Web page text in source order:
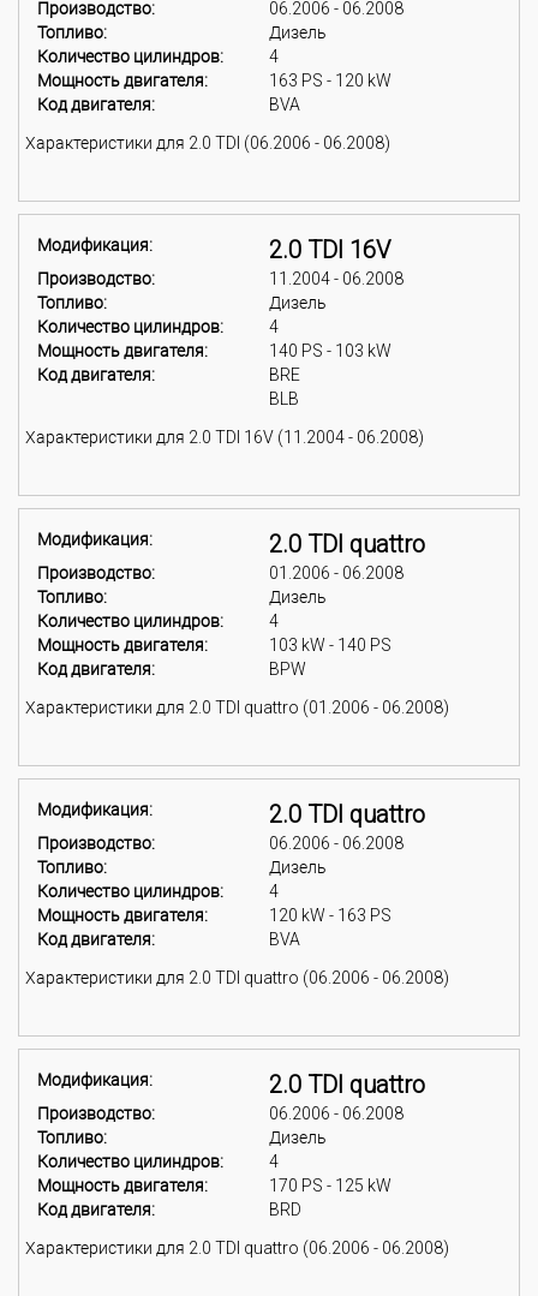
Производство:
06.2006 - 06.2008
Топливо:
Дизель
Количество цилиндров:
4
Мощность двигателя:
163 PS - 120 kW
Код двигателя:
BVA
Характеристики для 2.0 TDI (06.2006 - 06.2008)
Модификация: 2.0 TDI 16V
Производство:
11.2004 - 06.2008
Топливо:
Дизель
Количество цилиндров:
4
Мощность двигателя:
140 PS - 103 kW
Код двигателя:
BRE
BLB
Характеристики для 2.0 TDI 16V (11.2004 - 06.2008)
Модификация: 2.0 TDI quattro
Производство:
01.2006 - 06.2008
Топливо:
Дизель
Количество цилиндров:
4
Мощность двигателя:
103 kW - 140 PS
Код двигателя:
BPW
Характеристики для 2.0 TDI quattro (01.2006 - 06.2008)
Модификация: 2.0 TDI quattro
Производство:
06.2006 - 06.2008
Топливо:
Дизель
Количество цилиндров:
4
Мощность двигателя:
120 kW - 163 PS
Код двигателя:
BVA
Характеристики для 2.0 TDI quattro (06.2006 - 06.2008)
Модификация: 2.0 TDI quattro
Производство:
06.2006 - 06.2008
Топливо:
Дизель
Количество цилиндров:
4
Мощность двигателя:
170 PS - 125 kW
Код двигателя:
BRD
Характеристики для 2.0 TDI quattro (06.2006 - 06.2008)